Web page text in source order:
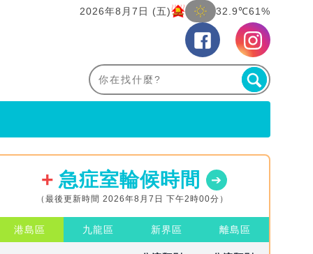
2026年8月7日 (五) 32.9℃61%
急症室輪候時間
（最後更新時間 2026年8月7日 下午2時00分）
港島區 九龍區 新界區 離島區